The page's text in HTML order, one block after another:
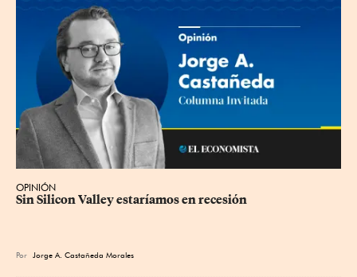
OPINIÓN
Sin Silicon Valley estaríamos en recesión
Por Jorge A. Castañeda Morales